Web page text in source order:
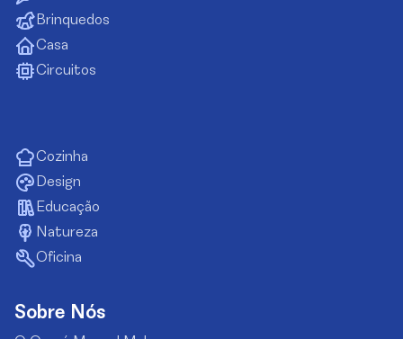
Brinquedos
Casa
Circuitos
Cozinha
Design
Educação
Natureza
Oficina
Sobre Nós